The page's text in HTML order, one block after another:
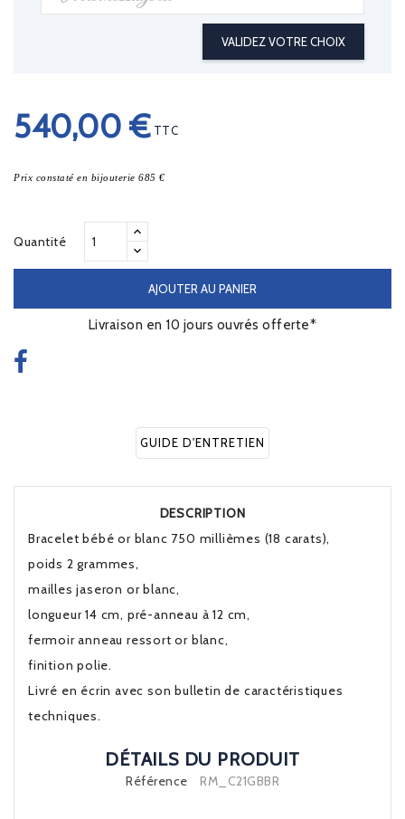
VALIDEZ VOTRE CHOIX
540,00 € TTC
Prix constaté en bijouterie 685 €
Quantité
AJOUTER AU PANIER
Livraison en 10 jours ouvrés offerte*
GUIDE D'ENTRETIEN
DESCRIPTION
Bracelet bébé or blanc 750 millièmes (18 carats),
poids 2 grammes,
mailles jaseron or blanc,
longueur 14 cm, pré-anneau à 12 cm,
fermoir anneau ressort or blanc,
finition polie.
Livré en écrin avec son bulletin de caractéristiques
techniques.
DÉTAILS DU PRODUIT
Référence RM_C21GBBR